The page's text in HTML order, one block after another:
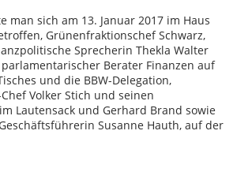
man sich am 13. Januar 2017 im Haus
Grünenfraktionschef Schwarz,
Sprecherin Thekla Walter
Berater Finanzen auf
und die BBW-Delegation,
Volker Stich und seinen
Lautensack und Gerhard Brand sowie
Susanne Hauth, auf der